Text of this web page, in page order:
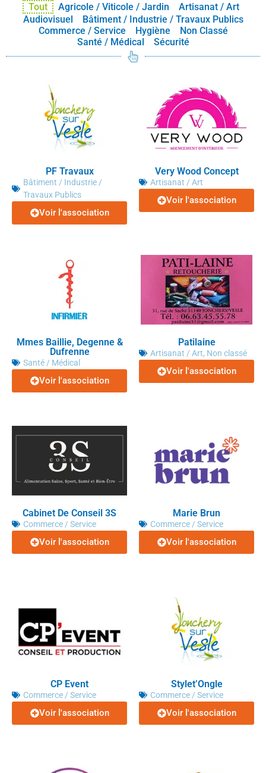
Agricole / Viticole / Jardin
Artisanat / Art
Audiovisuel
Bâtiment / Industrie / Travaux Publics
Commerce / Service
Hygiène
Non Classé
Santé / Médical
Sécurité
Tout
PF Travaux
Bâtiment / Industrie /
Travaux Publics
Voir l'association
Very Wood Concept
Artisanat / Art
Voir l'association
Mmes Baillie, Degenne &
Dufrenne
Santé / Médical
Voir l'association
Patilaine
Artisanat / Art, Non classé
Voir l'association
Cabinet De Conseil 3S
Commerce / Service
Voir l'association
Marie Brun
Commerce / Service
Voir l'association
CP Event
Commerce / Service
Voir l'association
Stylet’Ongle
Commerce / Service
Voir l'association